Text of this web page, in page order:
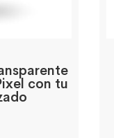
con tu